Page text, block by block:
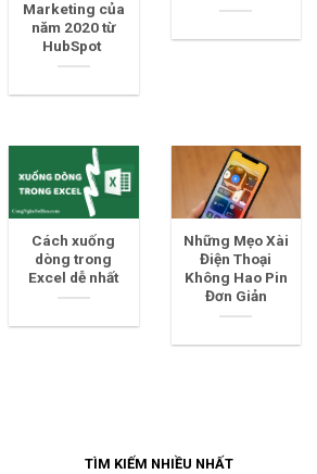
Marketing của
năm 2020 từ
HubSpot
Cách xuống
dòng trong
Excel dễ nhất
Những Mẹo Xài
Điện Thoại
Không Hao Pin
Đơn Giản
TÌM KIẾM NHIỀU NHẤT